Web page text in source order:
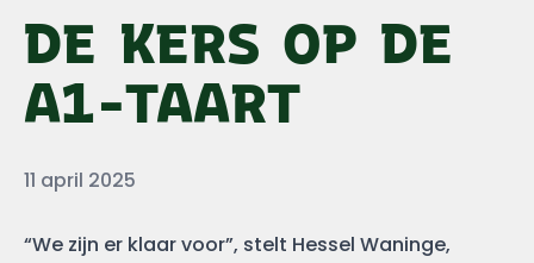
DE KERS OP DE
A1-TAART
Datum
11 april 2025
“We zijn er klaar voor”, stelt Hessel Waninge,